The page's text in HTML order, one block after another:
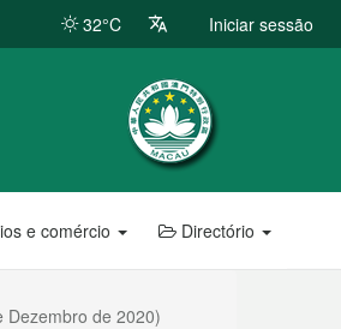
32°C Iniciar sessão
e comércio Directório
Dezembro de 2020)